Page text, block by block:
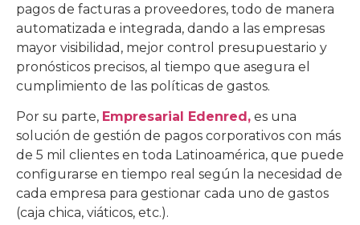
pagos de facturas a proveedores, todo de manera
automatizada e integrada, dando a las empresas
mayor visibilidad, mejor control presupuestario y
pronósticos precisos, al tiempo que asegura el
cumplimiento de las políticas de gastos.
Por su parte, Empresarial Edenred, es una
solución de gestión de pagos corporativos con más
de 5 mil clientes en toda Latinoamérica, que puede
configurarse en tiempo real según la necesidad de
cada empresa para gestionar cada uno de gastos
(caja chica, viáticos, etc.).